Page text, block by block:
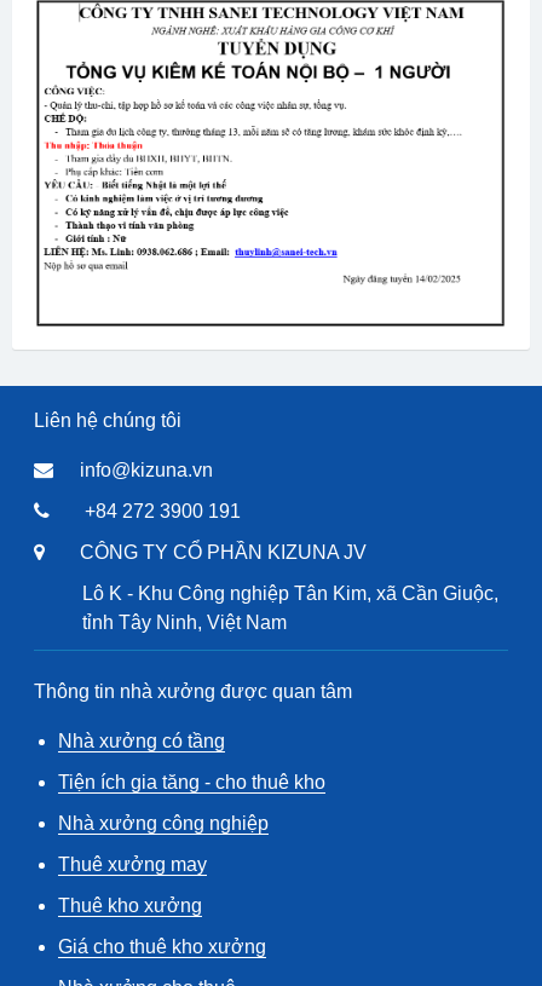
Liên hệ chúng tôi
info@kizuna.vn
+84 272 3900 191
CÔNG TY CỔ PHẦN KIZUNA JV
Lô K - Khu Công nghiệp Tân Kim, xã Cần Giuộc,
tỉnh Tây Ninh, Việt Nam
Thông tin nhà xưởng được quan tâm
Nhà xưởng có tầng
Tiện ích gia tăng - cho thuê kho
Nhà xưởng công nghiệp
Thuê xưởng may
Thuê kho xưởng
Giá cho thuê kho xưởng